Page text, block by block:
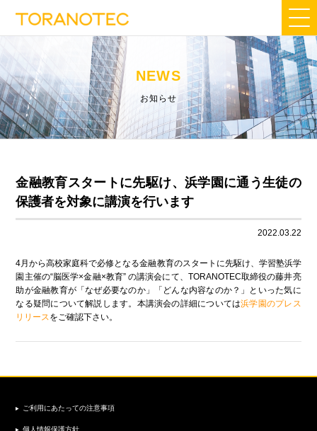
NEWS
お知らせ
金融教育スタートに先駆け、浜学園に通う生徒の
保護者を対象に講演を行います
2022.03.22
4月から高校家庭科で必修となる金融教育のスタートに先駆け、学習塾浜学
園主催の“脳医学×金融×教育” の講演会にて、TORANOTEC取締役の藤井亮
助が金融教育が「なぜ必要なのか」「どんな内容なのか？」といった気に
なる疑問について解説します。本講演会の詳細については浜学園のプレス
リリースをご確認下さい。
ご利用にあたっての注意事項
個人情報保護方針